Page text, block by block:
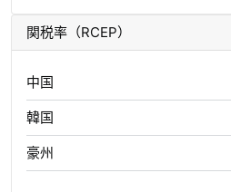
関税率（RCEP）
中国
韓国
豪州